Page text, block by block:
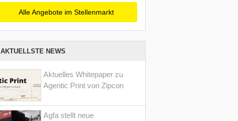
Alle Angebote im Stellenmarkt
AKTUELLSTE NEWS
Aktuelles Whitepaper zu
Agentic Print von Zipcon
Agfa stellt neue